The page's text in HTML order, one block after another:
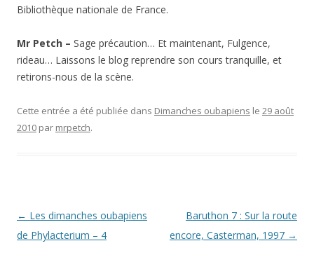
Bibliothèque nationale de France.
Mr Petch – Sage précaution… Et maintenant, Fulgence,
rideau… Laissons le blog reprendre son cours tranquille, et
retirons-nous de la scène.
Cette entrée a été publiée dans Dimanches oubapiens le 29 août
2010 par mrpetch.
Navigation
des
← Les dimanches oubapiens
de Phylacterium – 4
Baruthon 7 : Sur la route
encore, Casterman, 1997 →